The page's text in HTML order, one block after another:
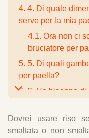
4. 4. Di quale
serve per la mia
4.1. Ora non ci
bruciatore per
5. 5. Di quali
per paella?
6. 6. Ho bisogno
8. Hai già tutta
Dovrei usare riso
smaltata o non